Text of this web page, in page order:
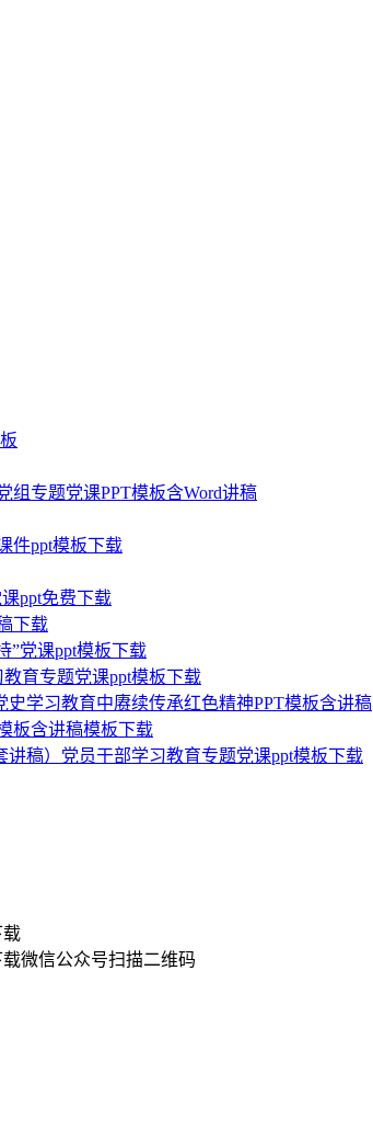
组专题党课PPT模板含Word讲稿
件ppt模板下载
ppt免费下载
下载
”党课ppt模板下载
育专题党课ppt模板下载
史学习教育中赓续传承红色精神PPT模板含讲稿
板含讲稿模板下载
稿）党员干部学习教育专题党课ppt模板下载
扫描二维码